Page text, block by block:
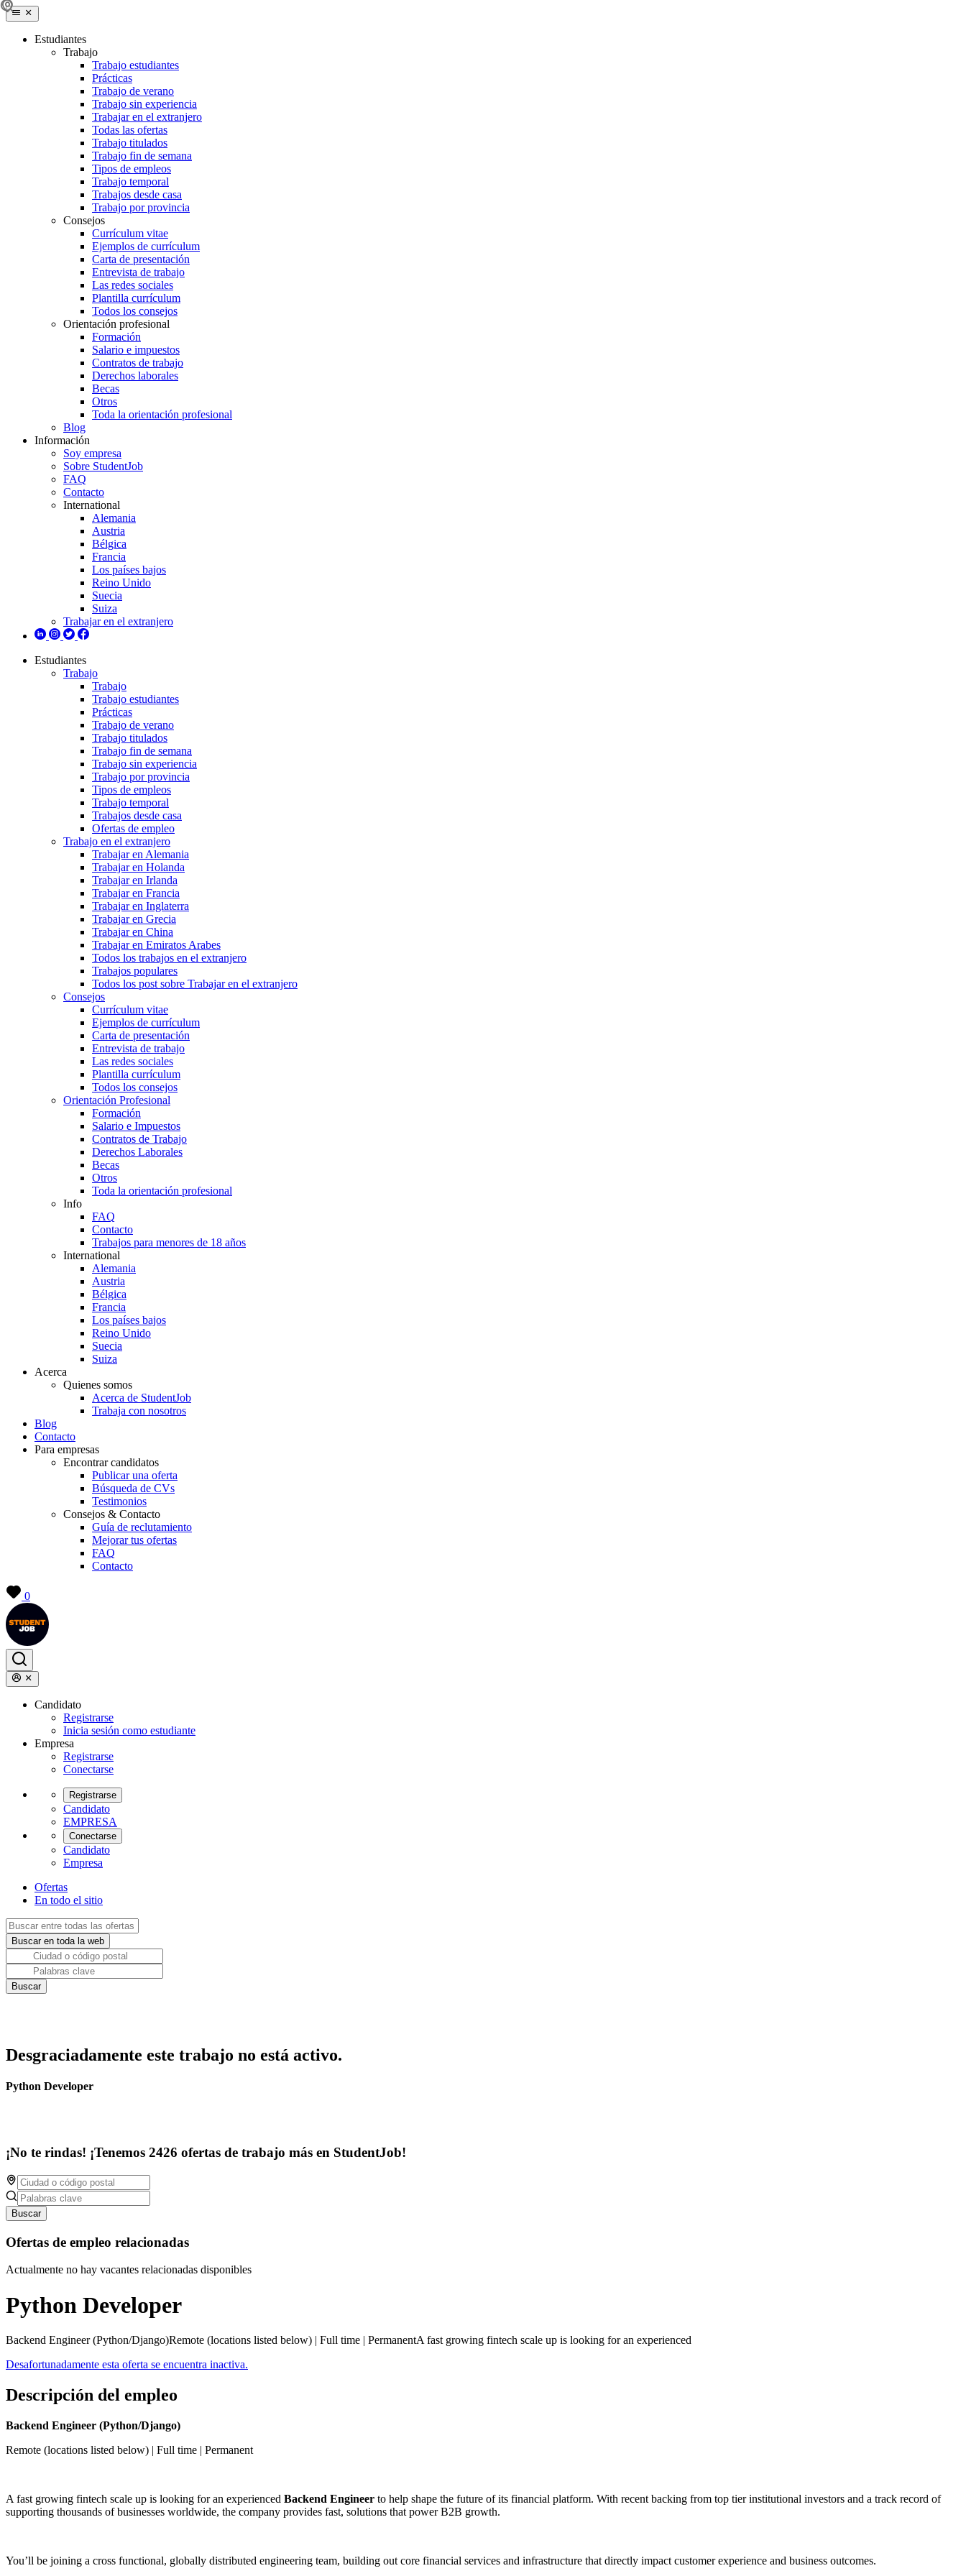
Estudiantes
Trabajo
Trabajo estudiantes
Prácticas
Trabajo de verano
Trabajo sin experiencia
Trabajar en el extranjero
Todas las ofertas
Trabajo titulados
Trabajo fin de semana
Tipos de empleos
Trabajo temporal
Trabajos desde casa
Trabajo por provincia
Consejos
Currículum vitae
Ejemplos de currículum
Carta de presentación
Entrevista de trabajo
Las redes sociales
Plantilla currículum
Todos los consejos
Orientación profesional
Formación
Salario e impuestos
Contratos de trabajo
Derechos laborales
Becas
Otros
Toda la orientación profesional
Blog
Información
Soy empresa
Sobre StudentJob
FAQ
Contacto
International
Alemania
Austria
Bélgica
Francia
Los países bajos
Reino Unido
Suecia
Suiza
Trabajar en el extranjero
Estudiantes
Trabajo
Trabajo
Trabajo estudiantes
Prácticas
Trabajo de verano
Trabajo titulados
Trabajo fin de semana
Trabajo sin experiencia
Trabajo por provincia
Tipos de empleos
Trabajo temporal
Trabajos desde casa
Ofertas de empleo
Trabajo en el extranjero
Trabajar en Alemania
Trabajar en Holanda
Trabajar en Irlanda
Trabajar en Francia
Trabajar en Inglaterra
Trabajar en Grecia
Trabajar en China
Trabajar en Emiratos Arabes
Todos los trabajos en el extranjero
Trabajos populares
Todos los post sobre Trabajar en el extranjero
Consejos
Currículum vitae
Ejemplos de currículum
Carta de presentación
Entrevista de trabajo
Las redes sociales
Plantilla currículum
Todos los consejos
Orientación Profesional
Formación
Salario e Impuestos
Contratos de Trabajo
Derechos Laborales
Becas
Otros
Toda la orientación profesional
Info
FAQ
Contacto
Trabajos para menores de 18 años
International
Alemania
Austria
Bélgica
Francia
Los países bajos
Reino Unido
Suecia
Suiza
Acerca
Quienes somos
Acerca de StudentJob
Trabaja con nosotros
Blog
Contacto
Para empresas
Encontrar candidatos
Publicar una oferta
Búsqueda de CVs
Testimonios
Consejos & Contacto
Guía de reclutamiento
Mejorar tus ofertas
FAQ
Contacto
0
Candidato
Registrarse
Inicia sesión como estudiante
Empresa
Registrarse
Conectarse
Registrarse
Candidato
EMPRESA
Conectarse
Candidato
Empresa
Ofertas
En todo el sitio
Desgraciadamente este trabajo no está activo.
Python Developer
¡No te rindas! ¡Tenemos 2426 ofertas de trabajo más en StudentJob!
Buscar
Ofertas de empleo relacionadas
Actualmente no hay vacantes relacionadas disponibles
Python Developer
Backend Engineer (Python/Django)Remote (locations listed below) | Full time | PermanentA fast growing fintech scale up is looking for an experienced
Desafortunadamente esta oferta se encuentra inactiva.
Descripción del empleo
Backend Engineer (Python/Django)
Remote (locations listed below) | Full time | Permanent
A fast growing fintech scale up is looking for an experienced Backend Engineer to help shape the future of its financial platform. With recent backing from top tier institutional investors and a track record of
supporting thousands of businesses worldwide, the company provides fast, solutions that power B2B growth.
You’ll be joining a cross functional, globally distributed engineering team, building out core financial services and infrastructure that directly impact customer experience and business outcomes.